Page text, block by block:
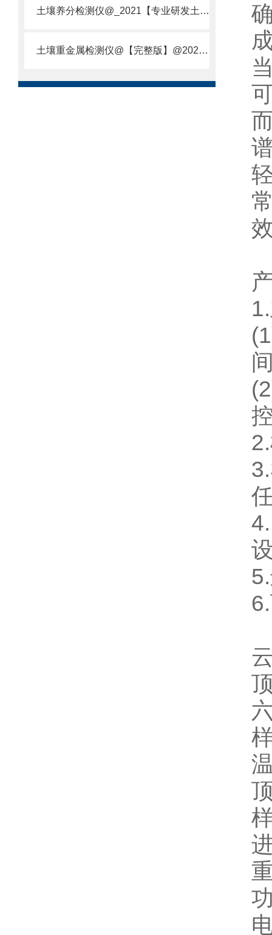
土壤养分检测仪@_2021【专业研发土壤养分快速检测仪器仪表厂】
土壤重金属检测仪@【完整版】@2021专业土壤重金属快速检测仪器仪表